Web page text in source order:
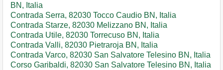
BN, Italia
Contrada Serra, 82030 Tocco Caudio BN, Italia
Contrada Starze, 82030 Melizzano BN, Italia
Contrada Utile, 82030 Torrecuso BN, Italia
Contrada Valli, 82030 Pietraroja BN, Italia
Contrada Varco, 82030 San Salvatore Telesino BN, Italia
Corso Garibaldi, 82030 San Salvatore Telesino BN, Italia